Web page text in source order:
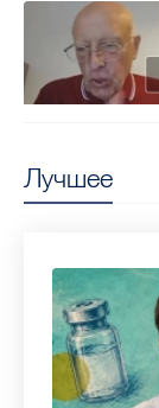
Лучшее